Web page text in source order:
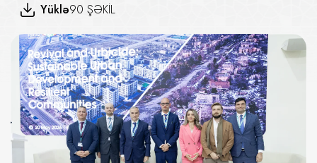
Dirçəliş və Şəhər Ölümü —
Yüklə90 ŞƏKİL